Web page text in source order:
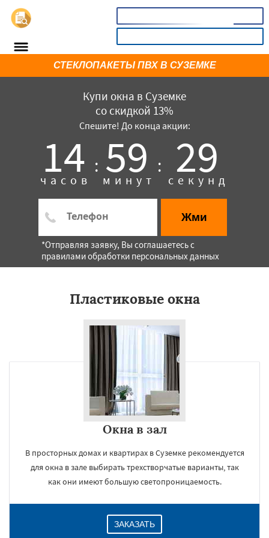
Купи окна в Суземке
со скидкой 13%
Спешите! До конца акции:
14 :
часов 59 :
минут 29
секунд
Жми
*Отправляя заявку, Вы соглашаетесь с
правилами обработки персональных данных
СТЕКЛОПАКЕТЫ ПВХ В СУЗЕМКЕ
Пластиковые окна
Окна в зал
В просторных домах и квартирах в Суземке рекомендуется
для окна в зале выбирать трехстворчатые варианты, так
как они имеют большую светопроницаемость.
ЗАКАЗАТЬ
×
Даю согласие на обработку персональных данных